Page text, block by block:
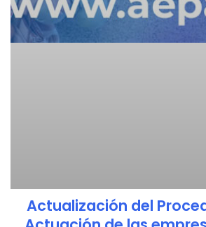
Actualización del